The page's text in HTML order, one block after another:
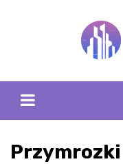
Przymrozki